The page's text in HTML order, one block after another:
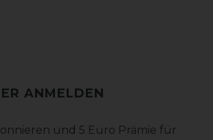
ANMELDEN
und 5 Euro Prämie für